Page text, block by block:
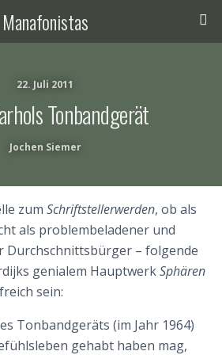
Manafonistas
22. Juli 2011
Tonbandgerät
Jochen Siemer
zum Schriftstellerwerden, ob als
als problembeladener und
– folgende
genialem HauptwerkSphären
sein:
Tonbandgeräts (im Jahr 1964)
gehabt haben mag,